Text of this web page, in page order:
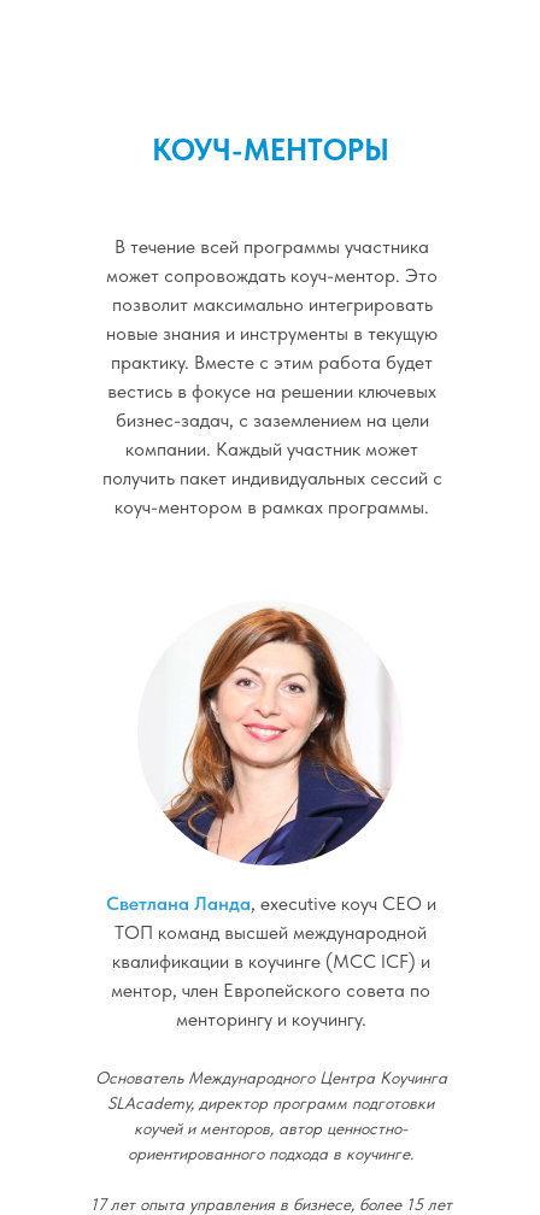
КОУЧ-МЕНТОРЫ
Светлана Ланда, еxecutive коуч CEO и
ТОП команд высшей международной
квалификации в коучинге (MCC ICF) и
ментор, член Европейского совета по
менторингу и коучингу.
Основатель Международного Центра Коучинга
SLAcademy, директор программ подготовки
коучей и менторов, автор ценностно-
ориентированного подхода в коучинге.
17 лет опыта управления в бизнесе, более 15 лет
В течение всей программы участника
может сопровождать коуч-ментор. Это
позволит максимально интегрировать
новые знания и инструменты в текущую
практику. Вместе с этим работа будет
вестись в фокусе на решении ключевых
бизнес-задач, с заземлением на цели
компании. Каждый участник может
получить пакет индивидуальных сессий с
коуч-ментором в рамках программы.